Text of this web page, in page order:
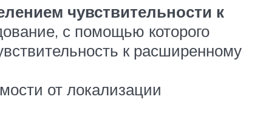
чувствительности к
с помощью которого
к расширенному
от локализации